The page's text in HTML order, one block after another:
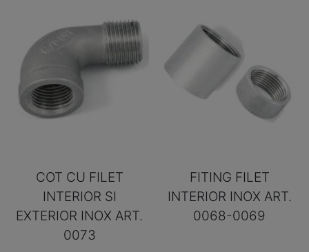
COT CU FILET
INTERIOR SI
EXTERIOR INOX ART.
0073
FITING FILET
INTERIOR INOX ART.
0068-0069